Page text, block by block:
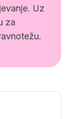
Uz
za